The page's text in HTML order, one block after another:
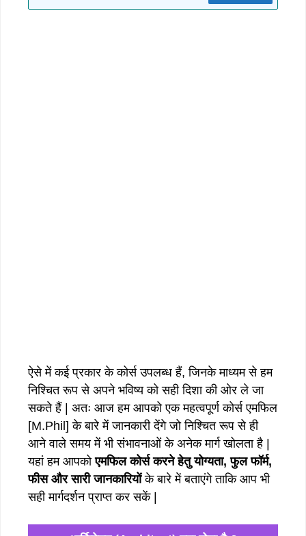
ऐसे में कई प्रकार के कोर्स उपलब्ध हैं, जिनके माध्यम से हम
निश्चित रूप से अपने भविष्य को सही दिशा की ओर ले जा
सकते हैं | अतः आज हम आपको एक महत्वपूर्ण कोर्स एमफिल
[M.Phil] के बारे में जानकारी देंगे जो निश्चित रूप से ही
आने वाले समय में भी संभावनाओं के अनेक मार्ग खोलता है |
यहां हम आपकोएमफिल कोर्स करने हेतु योग्यता, फुल फॉर्म,
फीस और सारी जानकारियोंके बारे में बताएंगे ताकि आप भी
सही मार्गदर्शन प्राप्त कर सकें |